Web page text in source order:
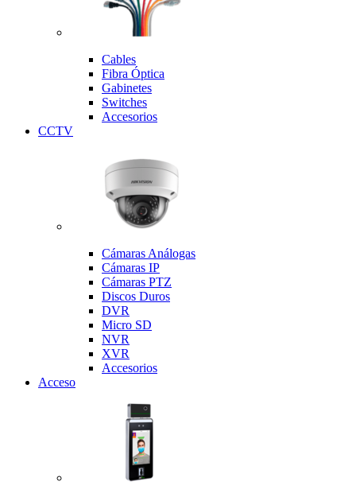
Cables
Fibra Óptica
Gabinetes
Switches
Accesorios
CCTV
Cámaras Análogas
Cámaras IP
Cámaras PTZ
Discos Duros
DVR
Micro SD
NVR
XVR
Accesorios
Acceso